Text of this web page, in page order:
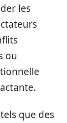
les
ou
que des